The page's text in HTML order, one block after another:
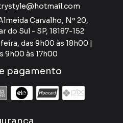
Carvalho, Nº 20,
do Sul - SP, 18187-152
das 9h00 às 18h00 |
9h00 às 17h00
pagamento